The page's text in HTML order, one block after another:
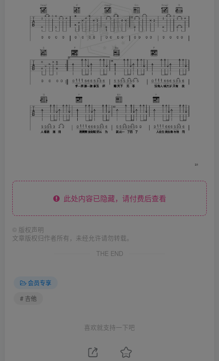
此处内容已隐藏，请付费后查看
© 版权声明
文章版权归作者所有，未经允许请勿转载。
THE END
会员专享
# 吉他
喜欢就支持一下吧